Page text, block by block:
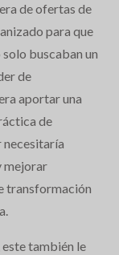
de ofertas de
para que
buscaban un
de
aportar una
de
necesitaría
mejorar
transformación
también le